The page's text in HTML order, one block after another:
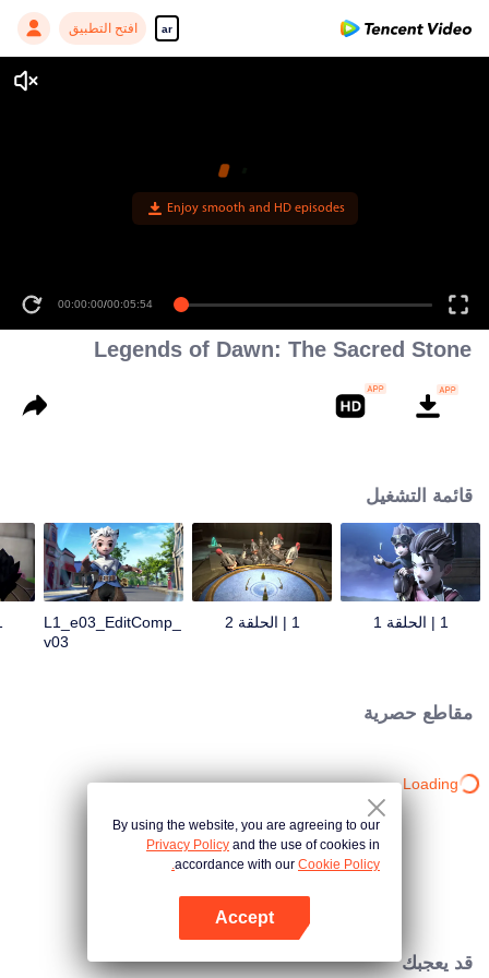
ar افتح التطبيق
Enjoy smooth and HD episodes
00:00:00/00:05:54
Legends of Dawn: The Sacred Stone
قائمة التشغيل
1 | الحلقة 1 1 | الحلقة 2
L1_e03_EditComp_
v03
مقاطع حصرية
Loading…
قد يعجبك
By using the website, you are agreeing to our
Privacy Policy and the use of cookies in
accordance with our Cookie Policy.
Accept